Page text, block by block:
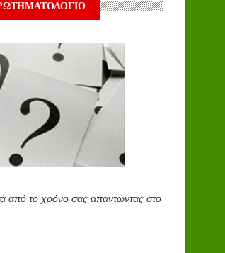
από το χρόνο σας απαντώντας στο